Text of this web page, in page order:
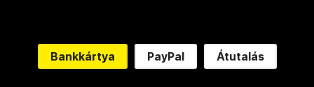
Bankkártya PayPal Átutalás